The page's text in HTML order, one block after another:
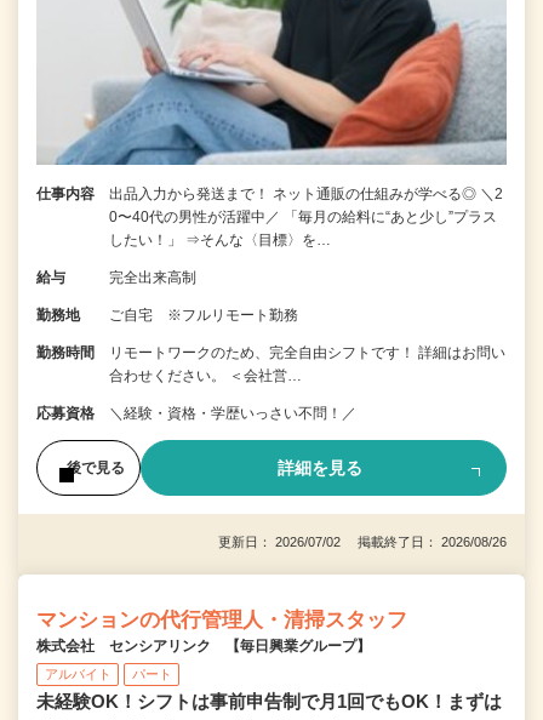
仕事内容
出品入力から発送まで！ ネット通販の仕組みが学べる◎ ＼2
0〜40代の男性が活躍中／ 「毎月の給料に“あと少し”プラス
したい！」 ⇒そんな〈目標〉を…
給与 完全出来高制
勤務地 ご自宅 ※フルリモート勤務
勤務時間
リモートワークのため、完全自由シフトです！ 詳細はお問い
合わせください。 ＜会社営…
応募資格 ＼経験・資格・学歴いっさい不問！／
後で見る 詳細を見る
更新日： 2026/07/02 掲載終了日： 2026/08/26
マンションの代行管理人・清掃スタッフ
株式会社 センシアリンク 【毎日興業グループ】
アルバイト パート
未経験OK！シフトは事前申告制で月1回でもOK！まずは